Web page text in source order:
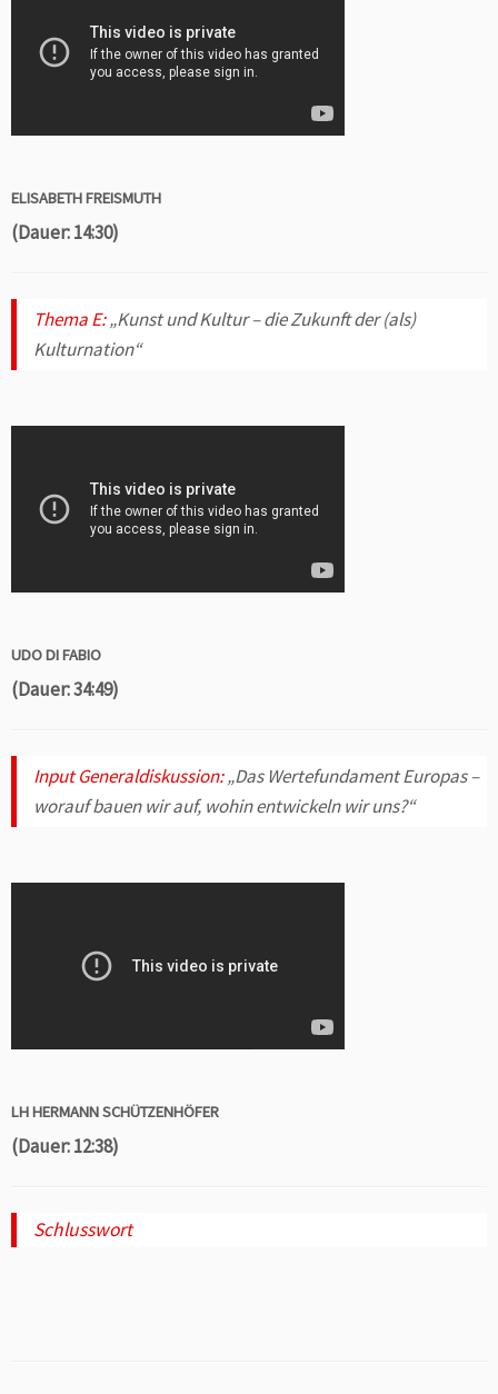
ELISABETH FREISMUTH
(Dauer: 14:30)
Thema E:„Kunst und Kultur – die Zukunft der (als)
Kulturnation“
UDO DI FABIO
(Dauer: 34:49)
Input Generaldiskussion:„Das Wertefundament Europas –
worauf bauen wir auf, wohin entwickeln wir uns?“
LH HERMANN SCHÜTZENHÖFER
(Dauer: 12:38)
Schlusswort